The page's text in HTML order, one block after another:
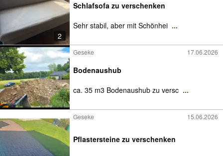
2
Schlafsofa zu verschenken
Sehr stabil, aber mit Schönhei ...
Geseke 17.06.2026
Bodenaushub
ca. 35 m3 Bodenaushub zu versc ...
Geseke 15.06.2026
Pflastersteine zu verschenken